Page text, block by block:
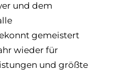
und dem
gemeistert
wieder für
und größte